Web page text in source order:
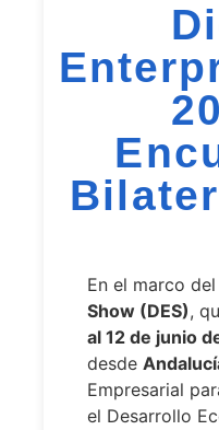
En el marco del
Show (DES),
al 12 de junio
desde
Empresarial
el Desarrollo